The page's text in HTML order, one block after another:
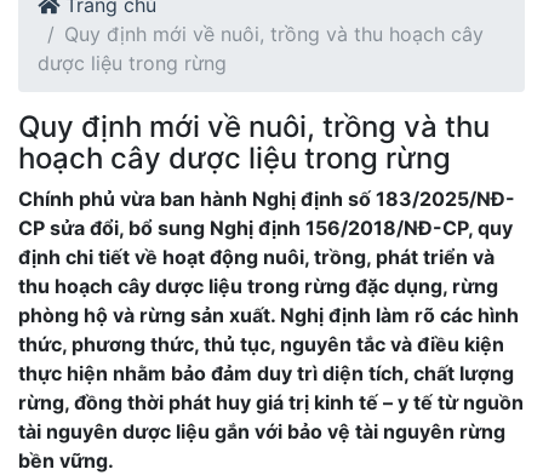
Trang chủ
Quy định mới về nuôi, trồng và thu hoạch cây
dược liệu trong rừng
Quy định mới về nuôi, trồng và thu
hoạch cây dược liệu trong rừng
Chính phủ vừa ban hành Nghị định số 183/2025/NĐ-
CP sửa đổi, bổ sung Nghị định 156/2018/NĐ-CP, quy
định chi tiết về hoạt động nuôi, trồng, phát triển và
thu hoạch cây dược liệu trong rừng đặc dụng, rừng
phòng hộ và rừng sản xuất. Nghị định làm rõ các hình
thức, phương thức, thủ tục, nguyên tắc và điều kiện
thực hiện nhằm bảo đảm duy trì diện tích, chất lượng
rừng, đồng thời phát huy giá trị kinh tế – y tế từ nguồn
tài nguyên dược liệu gắn với bảo vệ tài nguyên rừng
bền vững.